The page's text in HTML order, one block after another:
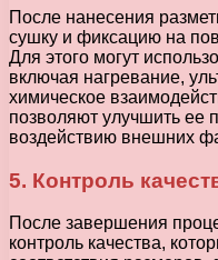
После нанесения
сушку и фиксацию на
Для этого могут
включая нагревание,
химическое
позволяют улучшить ее
воздействию внешних
5. Контроль
После завершения
контроль качества,